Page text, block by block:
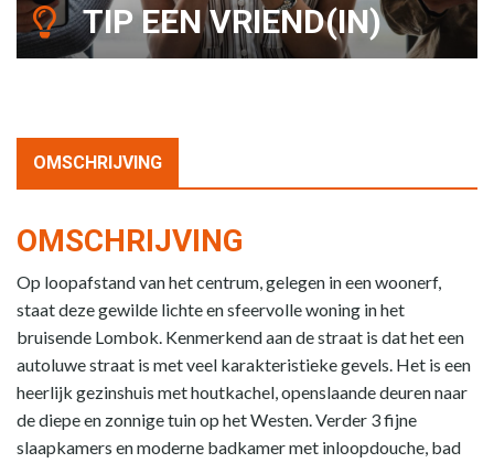
TIP EEN VRIEND(IN)
OMSCHRIJVING
OMSCHRIJVING
Op loopafstand van het centrum, gelegen in een woonerf,
staat deze gewilde lichte en sfeervolle woning in het
bruisende Lombok. Kenmerkend aan de straat is dat het een
autoluwe straat is met veel karakteristieke gevels. Het is een
heerlijk gezinshuis met houtkachel, openslaande deuren naar
de diepe en zonnige tuin op het Westen. Verder 3 fijne
slaapkamers en moderne badkamer met inloopdouche, bad